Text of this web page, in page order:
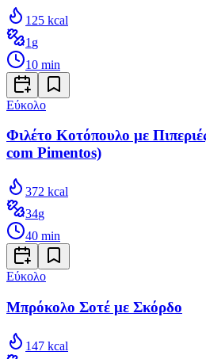
125 kcal
1 g
10 min
Εύκολο
Φιλέτο Κοτόπουλο με
com Pimentos)
372 kcal
34g
40 min
Εύκολο
Μπρόκολο Σοτέ με Σκόρδο
147 kcal